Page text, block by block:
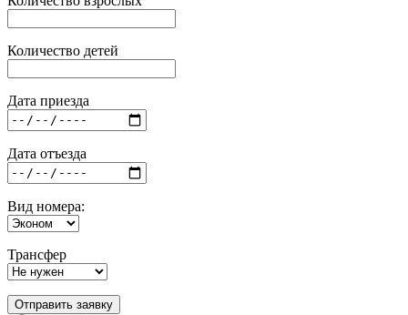
Количество детей
Дата приезда
Дата отъезда
Вид номера:
Трансфер
Отправить заявку